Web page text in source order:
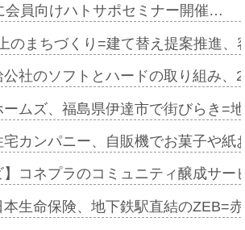
会員向けハトサポセミナー開催…
のまちづくり=建て替え提案推進
公社のソフトとハードの取り組み
ームズ、福島県伊達市で街びらき=
宅カンパニー、自販機でお菓子や
】コネプラのコミュニティ醸成サ
本生命保険、地下鉄駅直結のZEB=